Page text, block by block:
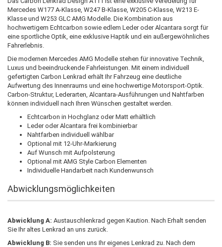
Mercedes W177 A-Klasse, W247 B-Klasse, W205 C-Klasse, W213 E-
Klasse und W253 GLC AMG Modelle. Die Kombination aus
hochwertigem Echtcarbon sowie edlem Leder oder Alcantara sorgt für
eine sportliche Optik, eine exklusive Haptik und ein außergewöhnliches
Fahrerlebnis.
Die modernen Mercedes AMG Modelle stehen für innovative Technik,
Luxus und beeindruckende Fahrleistungen. Mit einem individuell
gefertigten Carbon Lenkrad erhält Ihr Fahrzeug eine deutliche
Aufwertung des Innenraums und eine hochwertige Motorsport-Optik.
Carbon-Struktur, Lederarten, Alcantara-Ausführungen und Nahtfarben
können individuell nach Ihren Wünschen gestaltet werden.
Echtcarbon in Hochglanz oder Matt erhältlich
Leder oder Alcantara frei kombinierbar
Nahtfarben individuell wählbar
Optional mit 12-Uhr-Markierung
Auf Wunsch mit Aufpolsterung
Optional mit AMG Style Carbon Elementen
Individuelle Handarbeit nach Kundenwunsch
Abwicklungsmöglichkeiten
Abwicklung A: Austauschlenkrad gegen Kaution. Nach Erhalt senden
Sie Ihr altes Lenkrad an uns zurück.
Abwicklung B: Sie senden uns Ihr eigenes Lenkrad zu. Nach dem